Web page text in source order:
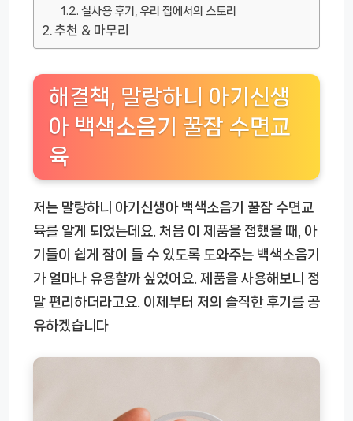
실사용 후기, 우리 집에서의 스토리
추천 & 마무리
해결책, 말랑하니 아기신생
아 백색소음기 꿀잠 수면교
육
저는 말랑하니 아기신생아 백색소음기 꿀잠 수면교
육를 알게 되었는데요. 처음 이 제품을 접했을 때, 아
기들이 쉽게 잠이 들 수 있도록 도와주는 백색소음기
가 얼마나 유용할까 싶었어요. 제품을 사용해보니 정
말 편리하더라고요. 이제부터 저의 솔직한 후기를 공
유하겠습니다